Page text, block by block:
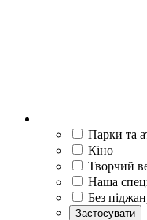
Парки та
Кіно
Творчий
Наша
Без
Застосувати